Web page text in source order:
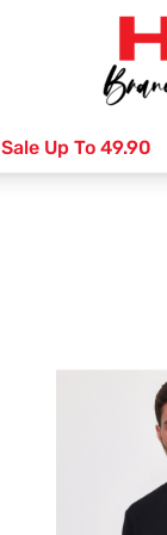
Sale Up To 49.90